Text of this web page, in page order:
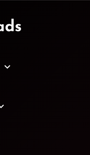
keyboard_arrow_down